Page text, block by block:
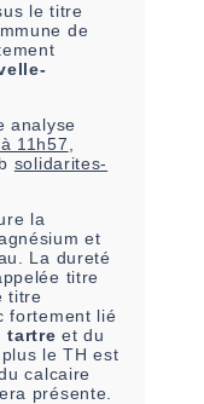
le titre
de
analyse
11h57
solidarites-
la
et
La dureté
titre
titre
fortement lié
tartre et du
plus le TH est
calcaire
présente.